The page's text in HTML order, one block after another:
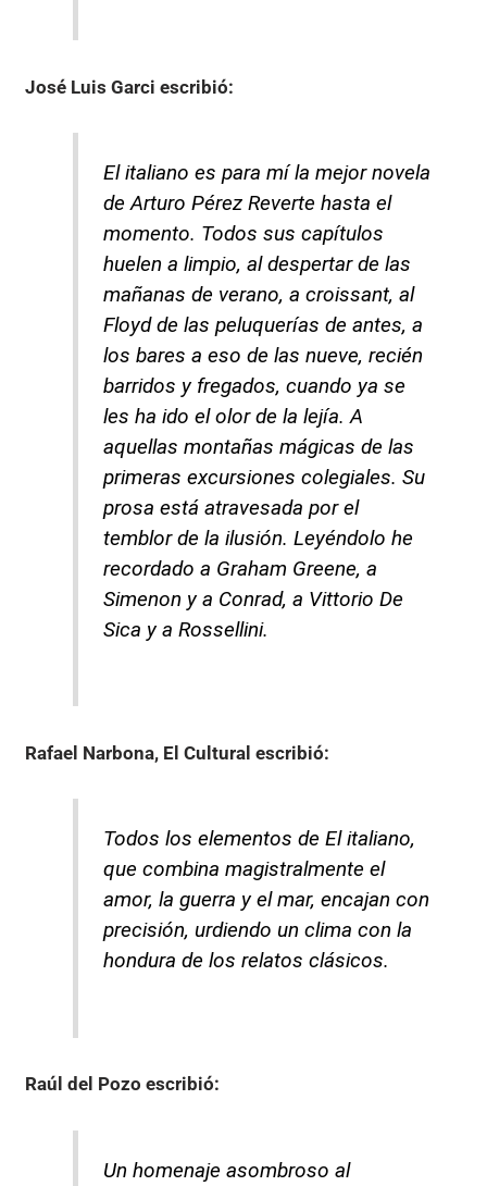
José Luis Garci escribió:
El italiano es para mí la mejor novela
de Arturo Pérez Reverte hasta el
momento. Todos sus capítulos
huelen a limpio, al despertar de las
mañanas de verano, a croissant, al
Floyd de las peluquerías de antes, a
los bares a eso de las nueve, recién
barridos y fregados, cuando ya se
les ha ido el olor de la lejía. A
aquellas montañas mágicas de las
primeras excursiones colegiales. Su
prosa está atravesada por el
temblor de la ilusión. Leyéndolo he
recordado a Graham Greene, a
Simenon y a Conrad, a Vittorio De
Sica y a Rossellini.
Rafael Narbona, El Cultural escribió:
Todos los elementos de El italiano,
que combina magistralmente el
amor, la guerra y el mar, encajan con
precisión, urdiendo un clima con la
hondura de los relatos clásicos.
Raúl del Pozo escribió:
Un homenaje asombroso al